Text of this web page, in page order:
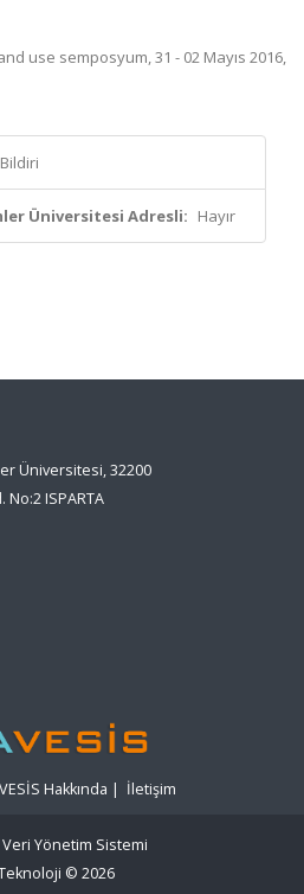
use semposyum, 31 - 02 Mayıs 2016,
Üniversitesi Adresli: Hayır
Üniversitesi, 32200
No:2 ISPARTA
Hakkında | İletişim
Yönetim Sistemi
© 2026